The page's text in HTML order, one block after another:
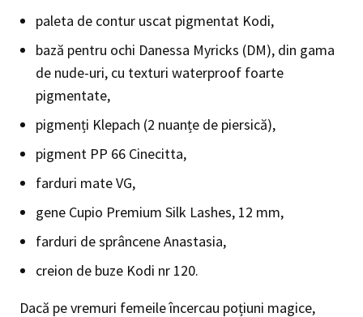
paleta de contur uscat pigmentat Kodi,
bază pentru ochi Danessa Myricks (DM), din gama
de nude-uri, cu texturi waterproof foarte
pigmentate,
pigmenți Klepach (2 nuanțe de piersică),
pigment PP 66 Cinecitta,
farduri mate VG,
gene Cupio Premium Silk Lashes, 12 mm,
farduri de sprâncene Anastasia,
creion de buze Kodi nr 120.
Dacă pe vremuri femeile încercau poțiuni magice,